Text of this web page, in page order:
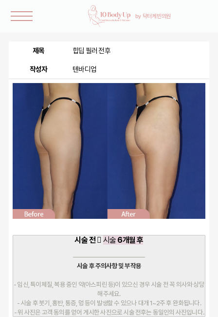
제목 힙딥 필러 전후
작성자 텐바디업
시술 전 시술 6개월 후
──────────────────
시술 후 주의사항 및 부작용
- 임신, 특이체질, 복용 중인 약(아스피린 등)이 있으신 경우 시술 전 꼭 의사와 상담
해주세요.
- 시술 후 붓기, 홍반, 통증, 멍 등이 발생할 수 있으나 대개 1~2주 후 완화됩니다.
- 위 사진은 고객 동의를 얻어 게시한 사진으로 시술 전후는 동일인의 사진입니다.